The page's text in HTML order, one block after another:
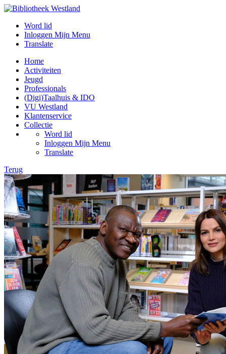
Word lid
Inloggen Mijn Menu
Translate
Home
Activiteiten
Jeugd
Professionals
(Digi)Taalhuis & IDO
VU Westland
Klantenservice
Collectie
Word lid
Inloggen Mijn Menu
Translate
Terug